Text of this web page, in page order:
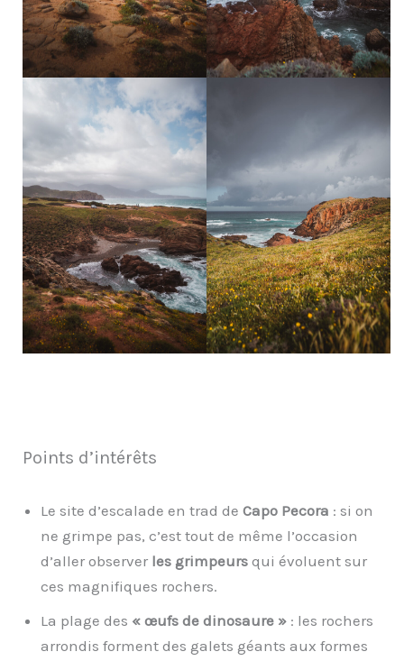
Points d’intérêts
Le site d’escalade en trad de Capo Pecora : si on
ne grimpe pas, c’est tout de même l’occasion
d’aller observer les grimpeurs qui évoluent sur
ces magnifiques rochers.
La plage des « œufs de dinosaure » : les rochers
arrondis forment des galets géants aux formes